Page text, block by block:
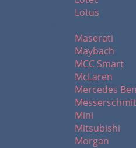
Lotus
Maserati
Maybach
MCC Smart
McLaren
Mercedes
Mini
Mitsubishi
Morgan